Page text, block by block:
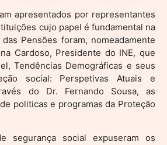
apresentados por representantes
cujo papel é fundamental na
Pensões foram, nomeadamente
Cardoso, Presidente do INE, que
Tendências Demográficas e seus
social: Perspetivas Atuais e
do Dr. Fernando Sousa, as
politicas e programas da Proteção
segurança social expuseram os